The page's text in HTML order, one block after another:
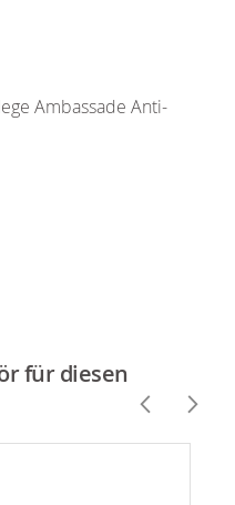
Ambassade Anti-
für diesen